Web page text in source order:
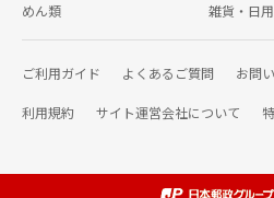
めん類 雑貨・日
ご利用ガイド よくあるご質問 お問
利用規約 サイト運営会社について